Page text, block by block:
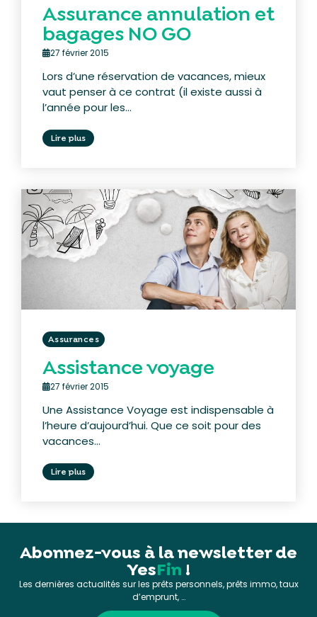
Assurance annulation et
bagages NO GO
27 février 2015
Lors d’une réservation de vacances, mieux
vaut penser à ce contrat (il existe aussi à
l’année pour les...
Lire plus
Assurances
Assistance voyage
27 février 2015
Une Assistance Voyage est indispensable à
l’heure d’aujourd’hui. Que ce soit pour des
vacances...
Lire plus
Abonnez-vous à la newsletter de
YesFin !
Les dernières actualités sur les prêts personnels, prêts immo, taux
d’emprunt, …